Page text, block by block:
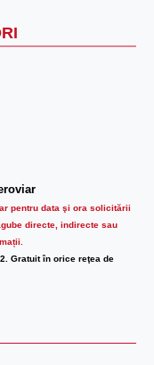
pentru data şi ora solicitării
directe, indirecte sau
Gratuit în orice reţea de